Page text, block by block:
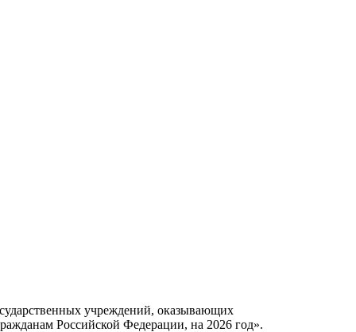
учреждений, оказывающих
Российской Федерации, на 2026 год».